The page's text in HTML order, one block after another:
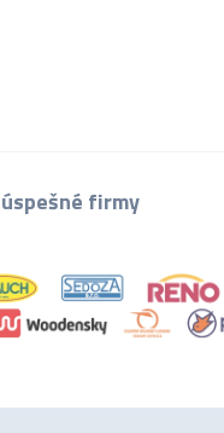
firmy